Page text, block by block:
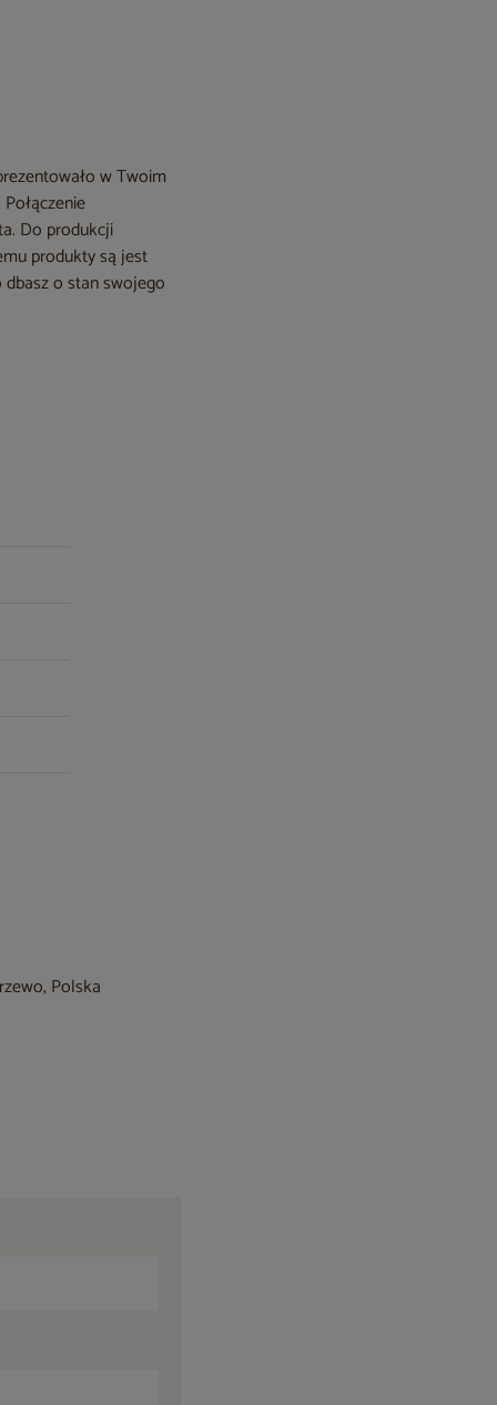
w Twoim
Do produkcji
produkty są jest
o stan swojego
Polska